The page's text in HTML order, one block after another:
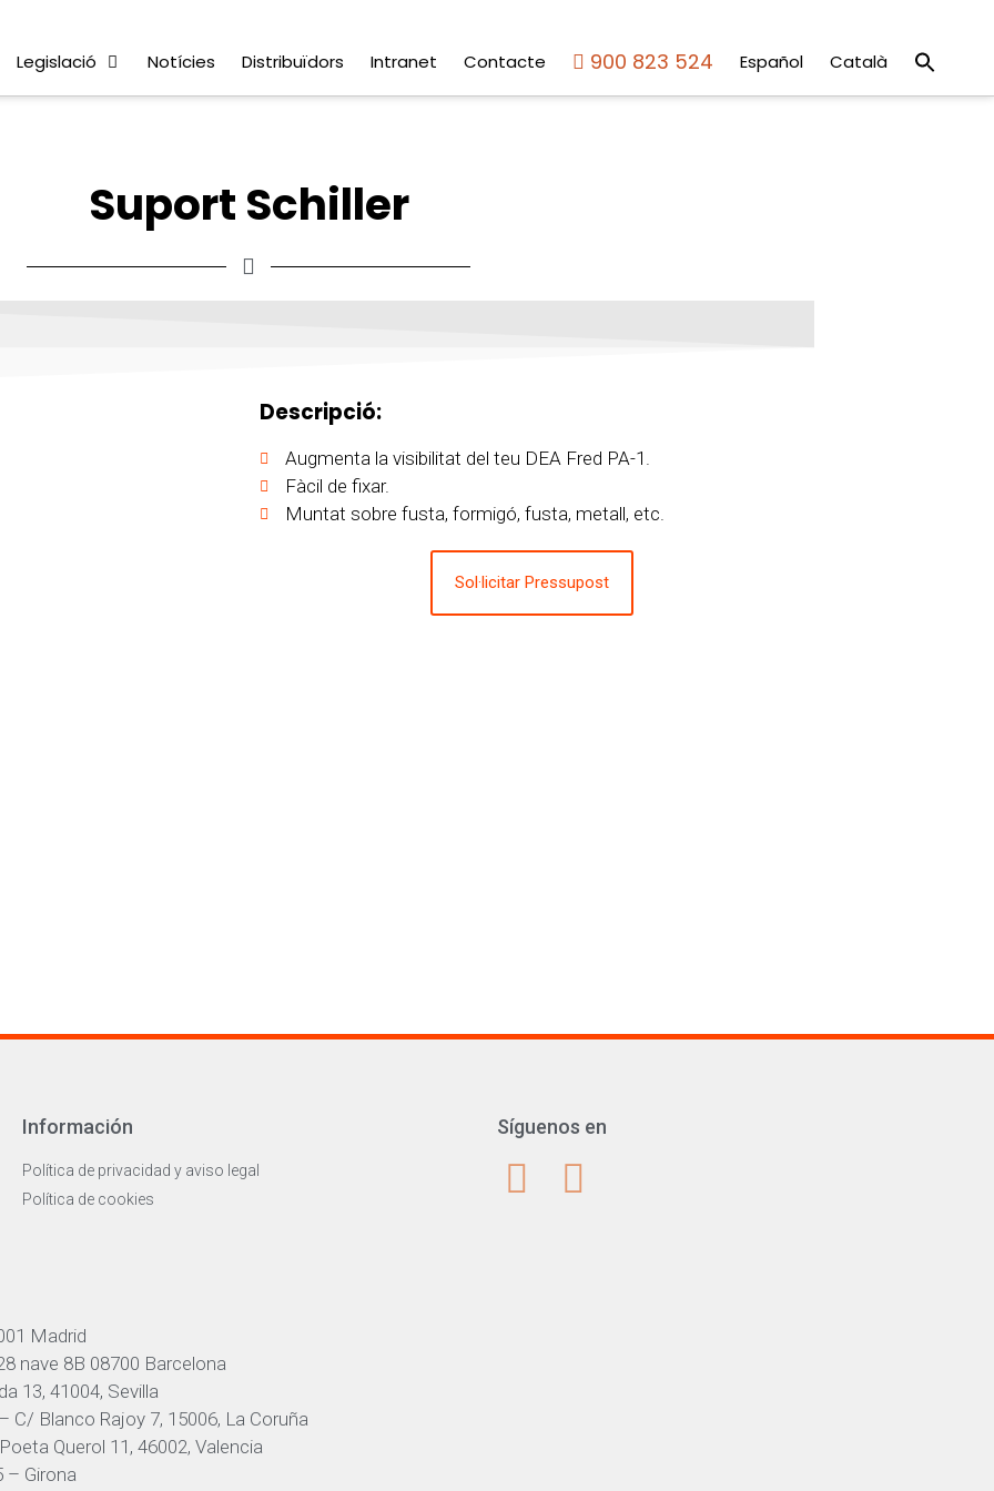
Legislació Notícies Distribuïdors Intranet Contacte 900 823 524 Español Català
Suport Schiller
Descripció:
Augmenta la visibilitat del teu DEA Fred PA-1.
Fàcil de fixar.
Muntat sobre fusta, formigó, fusta, metall, etc.
Sol·licitar Pressupost
Información
Política de privacidad y aviso legal
Política de cookies
Síguenos en
Madrid
nave 8B 08700 Barcelona
13, 41004, Sevilla
Blanco Rajoy 7, 15006, La Coruña
Querol 11, 46002, Valencia
– Girona